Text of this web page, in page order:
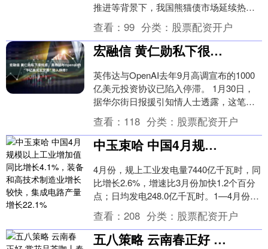
推进等背景下，我国熊猫债市场延续热闹
态势。近日，巴基斯坦成功在中国发行首
笔人民币计价熊猫....
查看： 99 分类： 股票配资开户
宏融信 黄仁勋私下很忧虑，英伟达与OpenAI的“千亿美元大交易”陷入停滞？
英伟达与OpenAI去年9月高调宣布的1000
亿美元投资协议已陷入停滞。 1月30日，
据华尔街日报援引知情人士透露，这笔英
伟达计划用于帮助OpenAI训练和运行....
查看： 118 分类： 股票配资开户
中玉束哈 中国4月规模以上工业增加值同比增长4.1%，装备和高技术制造业增长较快，集成电路产量增长22.1%
4月份，规上工业发电量7440亿千瓦时，同
比增长2.6%，增速比3月份加快1.2个百分
点；日均发电248.0亿千瓦时。1—4月份，
规上工业发电量31237亿千瓦....
查看： 208 分类： 股票配资开户
五八策略 云南春正好 赏花品茶咖丨春茶吐绿香满山，云岭处处采茶忙